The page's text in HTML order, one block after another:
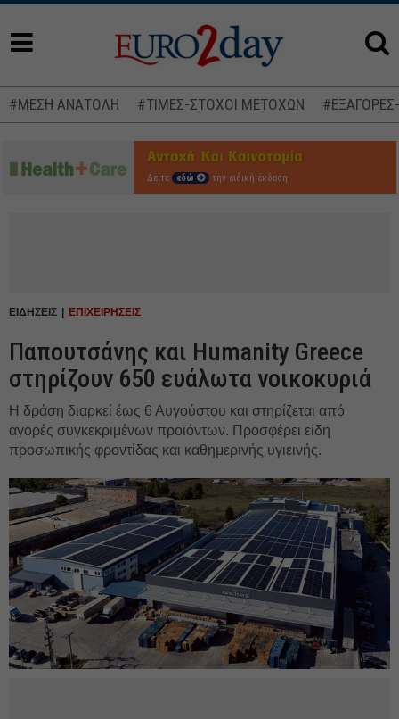
#ΜΕΣΗ ΑΝΑΤΟΛΗ #ΤΙΜΕΣ-ΣΤΟΧΟΙ ΜΕΤΟΧΩΝ
Δείτε εδώ την ειδική έκδοση
ΕΙΔΗΣΕΙΣ ΕΠΙΧΕΙΡΗΣΕΙΣ
Παπουτσάνης και Humanity Greece
στηρίζουν 650 ευάλωτα νοικοκυριά
Η δράση διαρκεί έως 6 Αυγούστου και στηρίζεται από
αγορές συγκεκριμένων προϊόντων. Προσφέρει είδη
προσωπικής φροντίδας και καθημερινής υγιεινής.